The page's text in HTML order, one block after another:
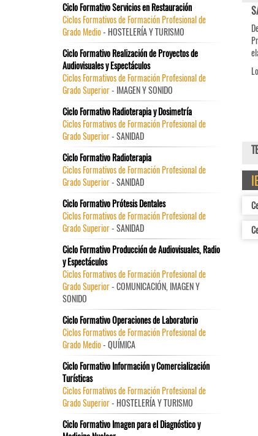
Ciclo Formativo Servicios en Restauración
Ciclos Formativos de Formación Profesional de
Grado Medio- HOSTELERÍA Y TURISMO
Ciclo Formativo Realización de Proyectos de
Audiovisuales y Espectáculos
Ciclos Formativos de Formación Profesional de
Grado Superior- IMAGEN Y SONIDO
Ciclo Formativo Radioterapia y Dosimetría
Ciclos Formativos de Formación Profesional de
Grado Superior- SANIDAD
Ciclo Formativo Radioterapia
Ciclos Formativos de Formación Profesional de
Grado Superior- SANIDAD
Ciclo Formativo Prótesis Dentales
Ciclos Formativos de Formación Profesional de
Grado Superior- SANIDAD
Ciclo Formativo Producción de Audiovisuales, Radio
y Espectáculos
Ciclos Formativos de Formación Profesional de
Grado Superior- COMUNICACIÓN, IMAGEN Y
SONIDO
Ciclo Formativo Operaciones de Laboratorio
Ciclos Formativos de Formación Profesional de
Grado Medio- QUÍMICA
Ciclo Formativo Información y Comercialización
Turísticas
Ciclos Formativos de Formación Profesional de
Grado Superior- HOSTELERÍA Y TURISMO
Ciclo Formativo Imagen para el Diagnóstico y